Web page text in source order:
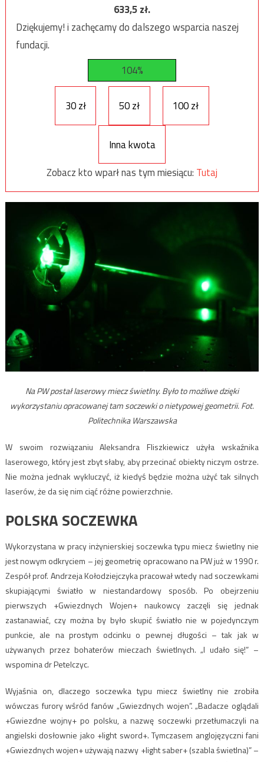
633,5zł.
Dziękujemy! i zachęcamy do dalszego wsparcia naszej
fundacji.
104%
30 zł 50 zł 100 zł
Inna kwota
Zobacz kto wparł nas tym miesiącu: Tutaj
Na PW postał laserowy miecz świetlny. Było to możliwe dzięki
wykorzystaniu opracowanej tam soczewki o nietypowej geometrii. Fot.
Politechnika Warszawska
W swoim rozwiązaniu Aleksandra Fliszkiewicz użyła wskaźnika
laserowego, który jest zbyt słaby, aby przecinać obiekty niczym ostrze.
Nie można jednak wykluczyć, iż kiedyś będzie można użyć tak silnych
laserów, że da się nim ciąć różne powierzchnie.
POLSKA SOCZEWKA
Wykorzystana w pracy inżynierskiej soczewka typu miecz świetlny nie
jest nowym odkryciem – jej geometrię opracowano na PW już w 1990 r.
Zespół prof. Andrzeja Kołodziejczyka pracował wtedy nad soczewkami
skupiającymi światło w niestandardowy sposób. Po obejrzeniu
pierwszych +Gwiezdnych Wojen+ naukowcy zaczęli się jednak
zastanawiać, czy można by było skupić światło nie w pojedynczym
punkcie, ale na prostym odcinku o pewnej długości – tak jak w
używanych przez bohaterów mieczach świetlnych. „I udało się!” –
wspomina dr Petelczyc.
Wyjaśnia on, dlaczego soczewka typu miecz świetlny nie zrobiła
wówczas furory wśród fanów „Gwiezdnych wojen”. „Badacze oglądali
+Gwiezdne wojny+ po polsku, a nazwę soczewki przetłumaczyli na
angielski dosłownie jako +light sword+. Tymczasem anglojęzyczni fani
+Gwiezdnych wojen+ używają nazwy +light saber+ (szabla świetlna)” –